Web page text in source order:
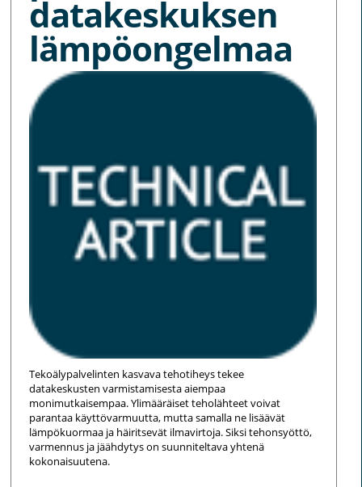
datakeskuksen
lämpöongelmaa
Tekoälypalvelinten kasvava tehotiheys tekee
datakeskusten varmistamisesta aiempaa
monimutkaisempaa. Ylimääräiset teholähteet voivat
parantaa käyttövarmuutta, mutta samalla ne lisäävät
lämpökuormaa ja häiritsevät ilmavirtoja. Siksi tehonsyöttö,
varmennus ja jäähdytys on suunniteltava yhtenä
kokonaisuutena.